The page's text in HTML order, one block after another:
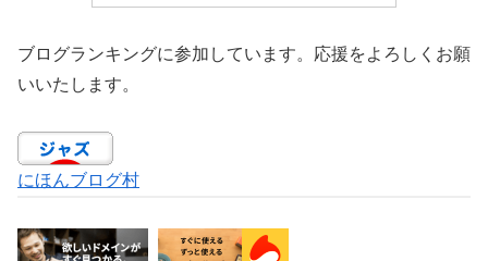
ブログランキングに参加しています。応援をよろしくお願
いいたします。
にほんブログ村